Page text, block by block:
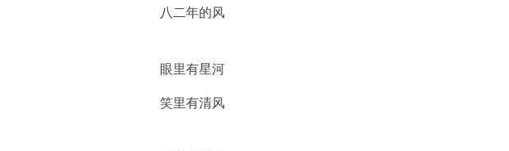
八二年的风
眼里有星河
笑里有清风